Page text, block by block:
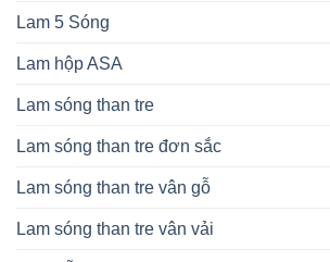
Lam 5 Sóng
Lam hộp ASA
Lam sóng than tre
Lam sóng than tre đơn sắc
Lam sóng than tre vân gỗ
Lam sóng than tre vân vải